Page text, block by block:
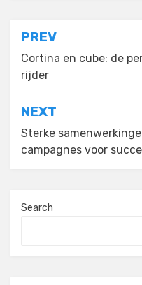
Post
navigation
PREV
Cortina en cube: de
rijder
NEXT
Sterke
campagnes voor
Search